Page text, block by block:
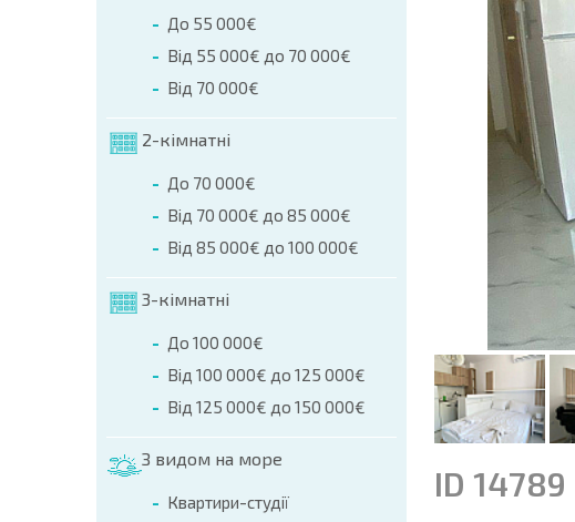
До 55 000€
Від 55 000€ до 70 000€
Від 70 000€
2-кімнатні
До 70 000€
Від 70 000€ до 85 000€
Від 85 000€ до 100 000€
3-кімнатні
До 100 000€
Від 100 000€ до 125 000€
Від 125 000€ до 150 000€
З видом на море
Квартири-студії
+359 8 9797 99 03
ID 14789